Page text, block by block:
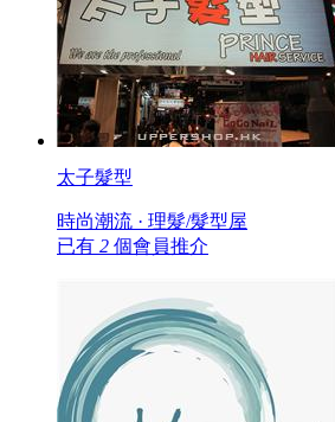
太子髮型
時尚潮流 · 理髮/髮型屋
已有 2 個會員推介